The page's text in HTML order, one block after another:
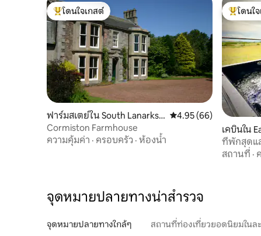
โดนใจเกสต์ที่สุด
โดนใจเกสต์
ฟาร์มสเตย์ใน South Lanarkshi
re
คะแนนเฉลี่ย 4.95 จาก
4.95 (66)
Cormiston Farmhouse
ความคุ้มค่า · ครอบครัว · ห้องน้ำ
โดนใจเ
โดนใ
เคบินใน
ที่พักสุดแ
สถานที่ ·
จุดหมายปลายทางน่าสำรวจ
จุดหมายปลายทางใกล้ๆ สถานที่ท่องเที่ยวยอดนิยมในล